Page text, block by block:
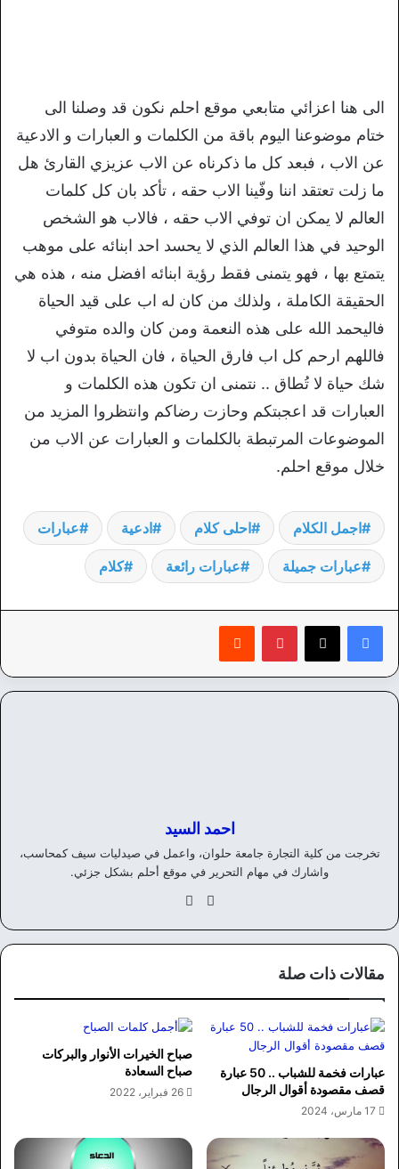
الى هنا اعزائي متابعي موقع احلم نكون قد وصلنا الى
ختام موضوعنا اليوم باقة من الكلمات و العبارات و الادعية
عن الاب ، فبعد كل ما ذكرناه عن الاب عزيزي القارئ هل
ما زلت تعتقد اننا وفّينا الاب حقه ، تأكد بان كل كلمات
العالم لا يمكن ان توفي الاب حقه ، فالاب هو الشخص
الوحيد في هذا العالم الذي لا يحسد احد ابنائه على موهب
يتمتع بها ، فهو يتمنى فقط رؤية ابنائه افضل منه ، هذه هي
الحقيقة الكاملة ، ولذلك من كان له اب على قيد الحياة
فاليحمد الله على هذه النعمة ومن كان والده متوفي
فاللهم ارحم كل اب فارق الحياة ، فان الحياة بدون اب لا
شك حياة لا تُطاق .. نتمنى ان تكون هذه الكلمات و
العبارات قد اعجبتكم وحازت رضاكم وانتظروا المزيد من
الموضوعات المرتبطة بالكلمات و العبارات عن الاب من
خلال موقع احلم.
اجمل الكلام احلى كلام ادعية عبارات
عبارات جميلة عبارات رائعة كلام
بينتيريست
احمد السيد
تخرجت من كلية التجارة جامعة حلوان، واعمل في صيدليات سيف كمحاسب،
واشارك في مهام التحرير في موقع أحلم بشكل جزئي.
موق
الويوك
مقالات ذات صلة
عبارات فخمة للشباب .. 50 عبارة
قصف مقصودة أقوال الرجال
17 مارس، 2024
صباح الخيرات الأنوار والبركات
صباح السعادة
26 فبراير، 2022